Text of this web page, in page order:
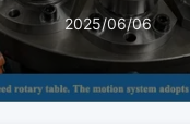
2025/06/06